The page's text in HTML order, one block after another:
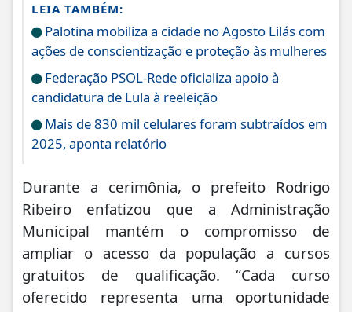
LEIA TAMBÉM:
Palotina mobiliza a cidade no Agosto Lilás com
ações de conscientização e proteção às mulheres
Federação PSOL-Rede oficializa apoio à
candidatura de Lula à reeleição
Mais de 830 mil celulares foram subtraídos em
2025, aponta relatório
Durante a cerimônia, o prefeito Rodrigo
Ribeiro enfatizou que a Administração
Municipal mantém o compromisso de
ampliar o acesso da população a cursos
gratuitos de qualificação. “Cada curso
oferecido representa uma oportunidade